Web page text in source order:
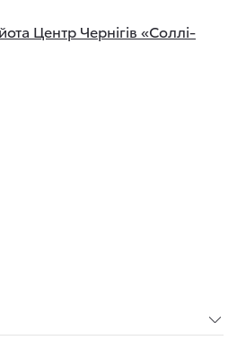
Центр Чернігів «Соллі-